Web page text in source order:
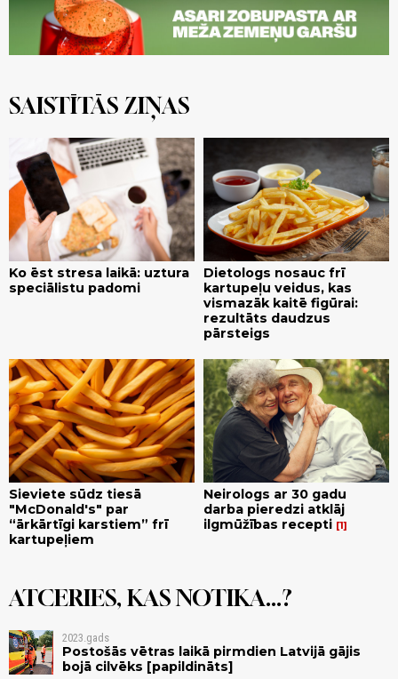
SAISTĪTĀS ZIŅAS
Ko ēst stresa laikā: uztura
speciālistu padomi
Dietologs nosauc frī
kartupeļu veidus, kas
vismazāk kaitē figūrai:
rezultāts daudzus
pārsteigs
Sieviete sūdz tiesā
"McDonald's" par
“ārkārtīgi karstiem” frī
kartupeļiem
Neirologs ar 30 gadu
darba pieredzi atklāj
ilgmūžības recepti 1
ATCERIES, KAS NOTIKA...?
2023.gads
Postošās vētras laikā pirmdien Latvijā gājis
bojā cilvēks [papildināts]